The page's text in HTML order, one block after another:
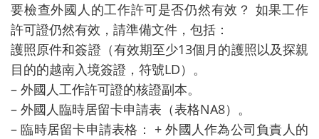
要檢查外國人的工作許可是否仍然有效？ 如果工作
許可證仍然有效，請準備文件，包括：
護照原件和簽證（有效期至少13個月的護照以及探親
目的的越南入境簽證，符號LD）。
– 外國人工作許可證的核證副本。
– 外國人臨時居留卡申請表（表格NA8）。
– 臨時居留卡申請表格： + 外國人作為公司負責人的